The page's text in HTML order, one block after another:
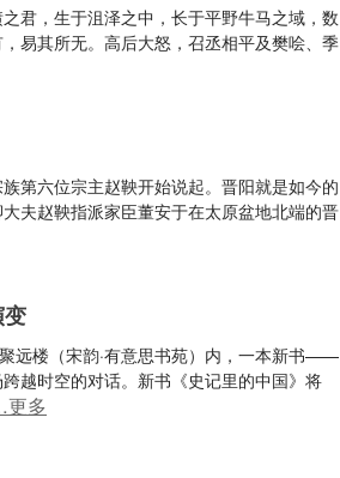
君，生于沮泽之中，长于平野牛马之域，数
易其所无。高后大怒，召丞相平及樊哙、季
第六位宗主赵鞅开始说起。晋阳就是如今的
夫赵鞅指派家臣董安于在太原盆地北端的晋
远楼（宋韵·有意思书苑）内，一本新书——
越时空的对话。新书《史记里的中国》将
多